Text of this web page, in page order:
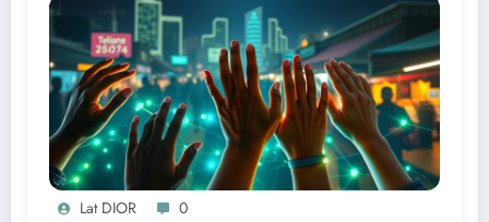
Lat DIOR 0